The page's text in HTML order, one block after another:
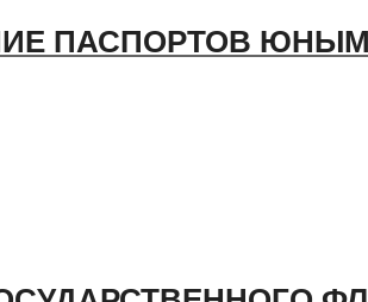
ПАСПОРТОВ